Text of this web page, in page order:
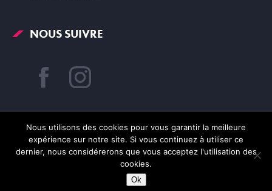
NOUS SUIVRE
© Campus Pivaut 2026
Sité réalisé parJohn Doe & Fils
Nous utilisons des cookies pour vous garantir la meilleure
expérience sur notre site. Si vous continuez à utiliser ce
dernier, nous considérerons que vous acceptez l'utilisation des
cookies.
Ok